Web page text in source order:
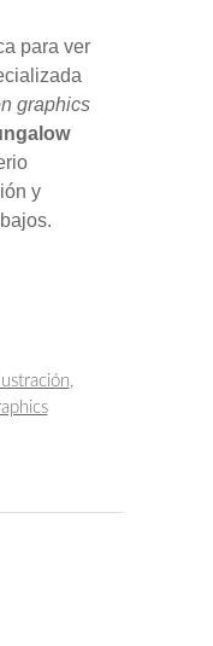
para ver
graphics
y
Ilustración,